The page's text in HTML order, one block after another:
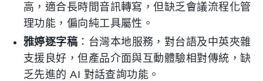
高，適合長時間音訊轉寫，但缺乏會議流程化管
理功能，偏向純工具屬性。
雅婷逐字稿 ：台灣本地服務，對台語及中英夾雜
支援良好，但產品介面與互動體驗相對傳統，缺
乏先進的 AI 對話查詢功能。